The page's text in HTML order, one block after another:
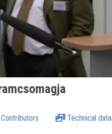
Contributors Technical data